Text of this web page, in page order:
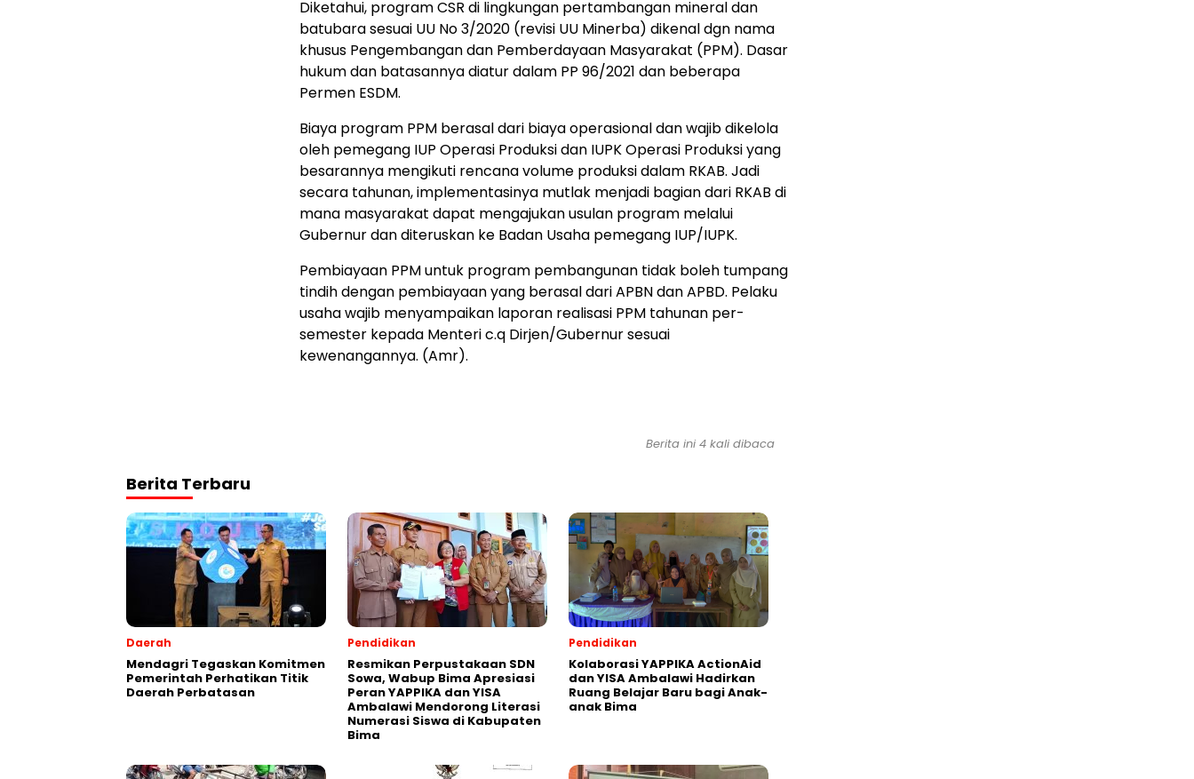
Diketahui, program CSR di lingkungan pertambangan mineral dan
batubara sesuai UU No 3/2020 (revisi UU Minerba) dikenal dgn nama
khusus Pengembangan dan Pemberdayaan Masyarakat (PPM). Dasar
hukum dan batasannya diatur dalam PP 96/2021 dan beberapa
Permen ESDM.
Biaya program PPM berasal dari biaya operasional dan wajib dikelola
oleh pemegang IUP Operasi Produksi dan IUPK Operasi Produksi yang
besarannya mengikuti rencana volume produksi dalam RKAB. Jadi
secara tahunan, implementasinya mutlak menjadi bagian dari RKAB di
mana masyarakat dapat mengajukan usulan program melalui
Gubernur dan diteruskan ke Badan Usaha pemegang IUP/IUPK.
Pembiayaan PPM untuk program pembangunan tidak boleh tumpang
tindih dengan pembiayaan yang berasal dari APBN dan APBD. Pelaku
usaha wajib menyampaikan laporan realisasi PPM tahunan per-
semester kepada Menteri c.q Dirjen/Gubernur sesuai
kewenangannya. (Amr).
Berita ini 4 kali dibaca
Berita Terbaru
Daerah
Mendagri Tegaskan Komitmen
Pemerintah Perhatikan Titik
Daerah Perbatasan
Pendidikan
Resmikan Perpustakaan SDN
Sowa, Wabup Bima Apresiasi
Peran YAPPIKA dan YISA
Ambalawi Mendorong Literasi
Numerasi Siswa di Kabupaten
Bima
Pendidikan
Kolaborasi YAPPIKA ActionAid
dan YISA Ambalawi Hadirkan
Ruang Belajar Baru bagi Anak-
anak Bima